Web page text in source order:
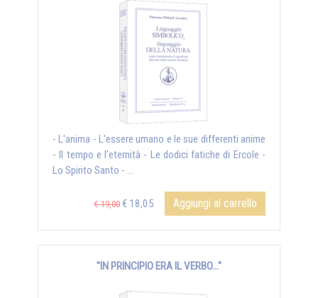
- L'anima - L'essere umano e le sue differenti anime
- Il tempo e l'eternità - Le dodici fatiche di Ercole -
Lo Spirito Santo - ...
€ 19,00 € 18,05 Aggiungi al carrello
"IN PRINCIPIO ERA IL VERBO..."